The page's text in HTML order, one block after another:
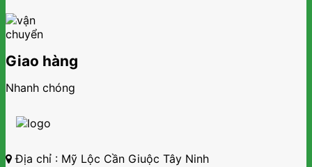
Giao hàng
Nhanh chóng
Địa chỉ : Mỹ Lộc Cần Giuộc Tây Ninh